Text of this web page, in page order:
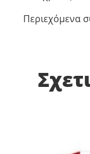
Περιεχόμενα